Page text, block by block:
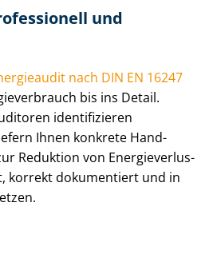
und
nach DIN EN 16247
bis ins Detail.
identifizieren
Ihnen konkrete Hand­
Reduktion von En­er­gie­ver­lus­
korrekt dokumentiert und in